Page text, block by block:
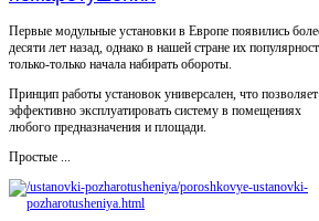
Первые модульные установки в Европе появились
десяти лет назад, однако в нашей стране их
только-только начала набирать обороты.
Принцип работы установок универсален, что позволяет
эффективно эксплуатировать систему в помещениях
любого предназначения и площади.
Простые ...